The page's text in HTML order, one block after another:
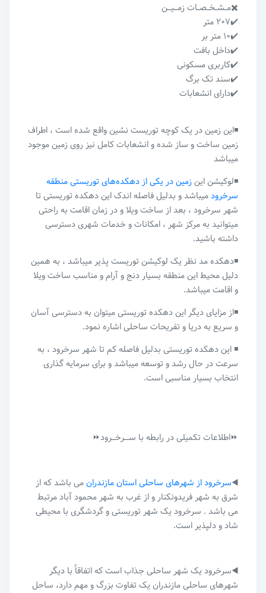
✖️مــشــخــصــات زمـــیـــن
✔️۲۰۷ متر
✔️۱۰ متر بر
✔️داخل بافت
✔️کاربری مسکونی
✔️سند تک برگ
✔️دارای انشعابات
◾️این زمین در یک کوچه توریست نشین واقع شده است ، اطراف
زمین ساخت و ساز شده و انشعابات کامل نیز روی زمین موجود
میباشد
◾️لوکیشن اینزمین در یکی از دهکده‌های توریستی منطقه
سرخرودمیباشد و بدلیل فاصله اندک این دهکده توریستی تا
شهر سرخرود ، بعد از ساخت ویلا و در زمان اقامت به راحتی
میتوانید به مرکز شهر ، امکانات و خدمات شهری دسترسی
داشته باشید.
◾️دهکده مد نظر یک لوکیشن توریست پذیر میباشد ، به همین
دلیل محیط این منطقه بسیار دنج و آرام و مناسب ساخت ویلا
و اقامت میباشد.
◾️از مزایای دیگر این دهکده توریستی میتوان به دسترسی آسان
و سریع به دریا و تفریحات ساحلی اشاره نمود.
◾️ این دهکده توریستی بدلیل فاصله کم تا شهر سرخرود ، به
سرعت در حال رشد و توسعه میباشد و برای سرمایه گذاری
انتخاب بسیار مناسبی است.
⏩اطلاعات تکمیلی در رابطه با ســــرخـــرود⏩
◀️سرخرود از شهرهای ساحلی استان مازندرانمی باشد که از
شرق به شهر فریدونکنار و از غرب به شهر محمود آباد مرتبط
می باشد . سرخرود یک شهر توریستی و گردشگری با محیطی
شاد و دلپذیر است.
◀️سرخرود یک شهر ساحلی جذاب است که اتفاقاً با دیگر
شهرهای ساحلی مازندران یک تفاوت بزرگ و مهم دارد، ساحل